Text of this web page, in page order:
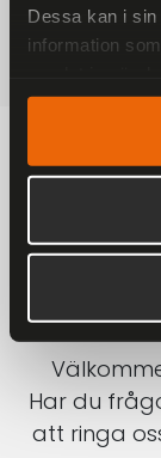
Dessa kan i
information
Har du
att ringa